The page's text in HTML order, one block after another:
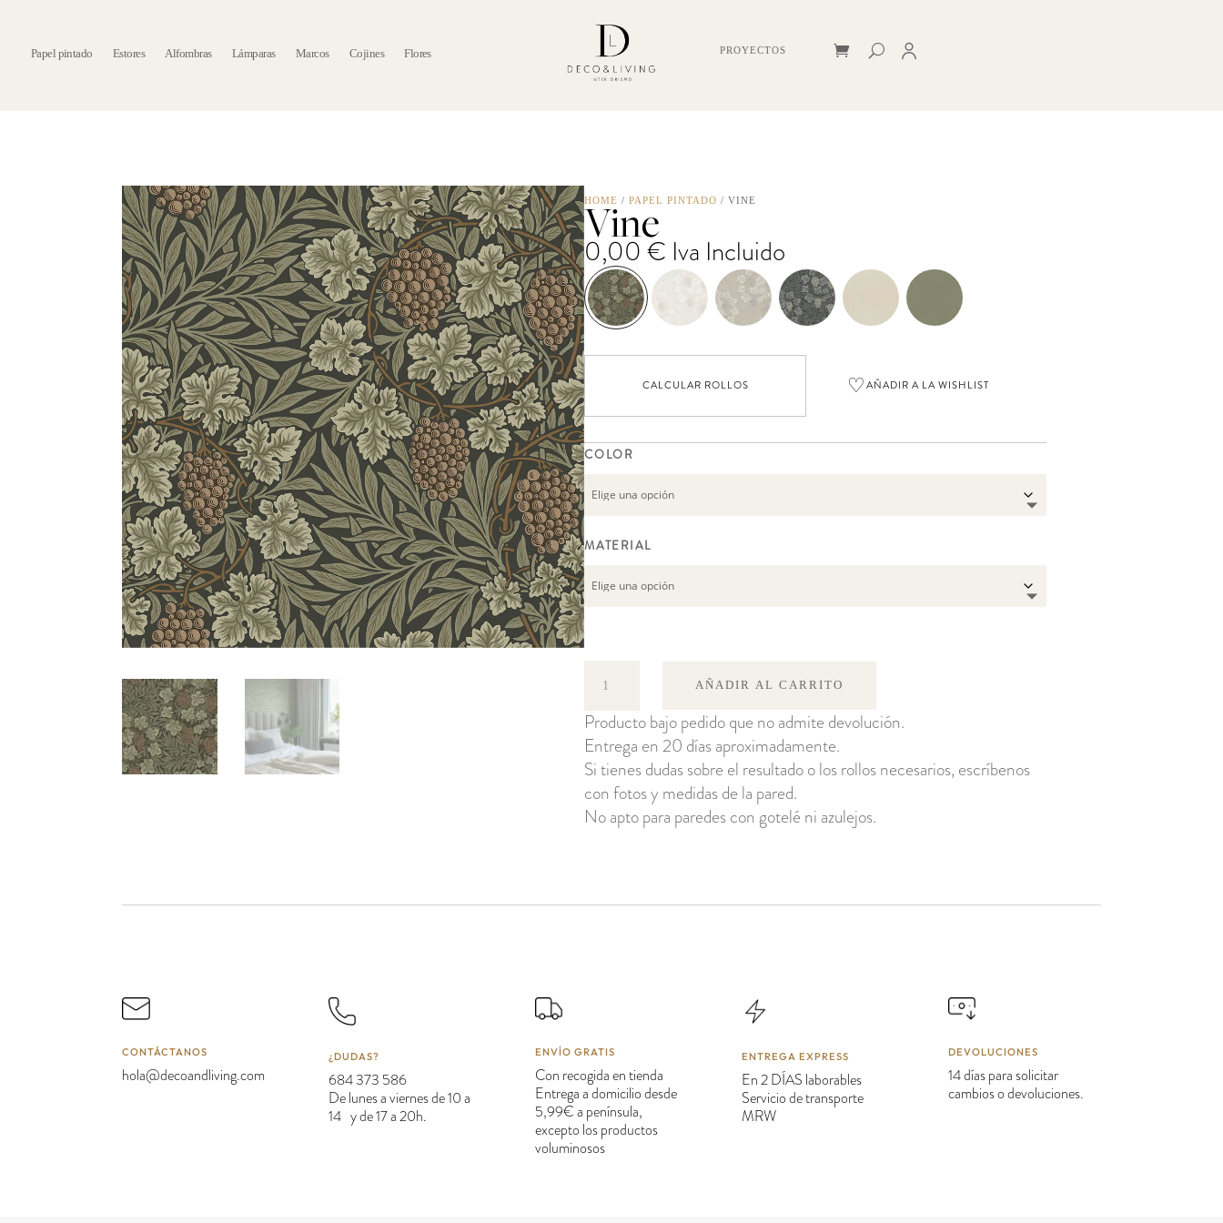
Papel pintado Estores Alfombras Lámparas Marcos Cojines Flores PROYECTOS
HOME /PAPEL PINTADO / VINE
Vine
0,00€ Iva Incluido
CALCULAR ROLLOS ♡AÑADIR A LA WISHLIST
COLOR
MATERIAL
AÑADIR AL CARRITO
Producto bajo pedido que no admite devolución.
Entrega en 20 días aproximadamente.
Si tienes dudas sobre el resultado o los rollos necesarios, escríbenos
con fotos y medidas de la pared.
No apto para paredes con gotelé ni azulejos.
CONTÁCTANOS
hola@decoandliving.com
¿DUDAS?
684 373 586
De lunes a viernes de 10 a
14 y de 17 a 20h.
ENVÍO GRATIS
Con recogida en tienda
Entrega a domicilio desde
5,99€ a península,
excepto los productos
voluminosos
ENTREGA EXPRESS
En 2 DÍAS laborables
Servicio de transporte
MRW
DEVOLUCIONES
14 días para solicitar
cambios o devoluciones.